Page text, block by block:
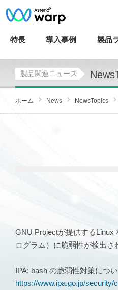
特長 導入事例 製品
製品関連ニュース
ホーム News NewsTopics
GNU Projectが提供する
ログラム）に脆弱性が検出
IPA: bash の脆弱性対策につ
https://www.ipa.go.jp/security/